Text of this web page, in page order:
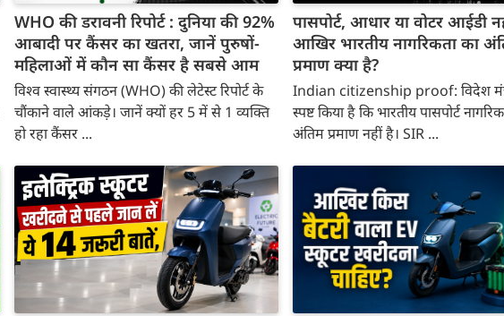
WHO की डरावनी रिपोर्ट : दुनिया की 92%
आबादी पर कैंसर का खतरा, जानें पुरुषों-
महिलाओं में कौन सा कैंसर है सबसे आम
विश्व स्वास्थ्य संगठन (WHO) की लेटेस्ट रिपोर्ट के
चौंकाने वाले आंकड़े। जानें क्यों हर 5 में से 1 व्यक्ति
हो रहा कैंसर ...
पासपोर्ट, आधार या वोटर आईडी
आखिर भारतीय नागरिकता का
प्रमाण क्या है?
Indian citizenship proof: विदेश
स्पष्ट किया है कि भारतीय पासपोर्ट
अंतिम प्रमाण नहीं है। SIR ...